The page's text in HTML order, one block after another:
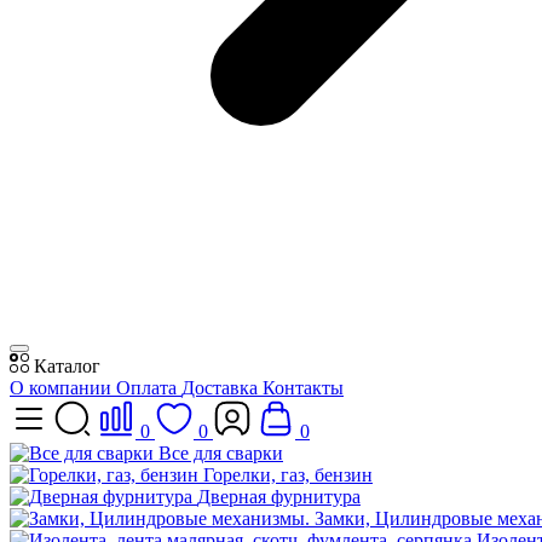
Каталог
О компании Оплата Доставка Контакты
0 0
0
Все для сварки
Горелки, газ, бензин
Дверная фурнитура
Замки, Цилиндровые